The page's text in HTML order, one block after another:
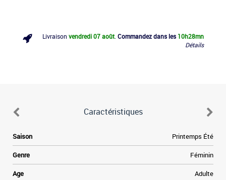
Livraison vendredi 07 août. Commandez dans les 10h28mn
Détails
Caractéristiques
Saison Printemps Été
Genre Féminin
Age Adulte